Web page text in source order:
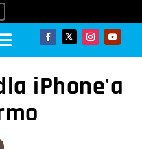
iPhone'a